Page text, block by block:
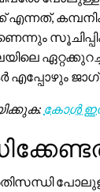
എന്നത്,
എപ്പോഴും
കോൾ